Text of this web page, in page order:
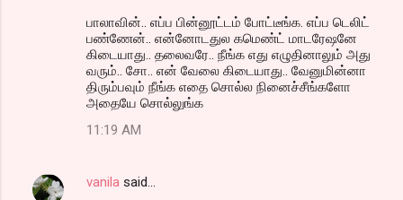
பாலாவின்.. எப்ப பின்னூட்டம் போட்டீங்க. எப்ப டெலிட்
பண்ணேன்.. என்னோடதுல கமெண்ட் மாடரேஷனே
கிடையாது.. தலைவரே.. நீங்க எது எழுதினாலும் அது
வரும்.. சோ.. என் வேலை கிடையாது.. வேனுமின்னா
திரும்பவும் நீங்க எதை சொல்ல நினைச்சீங்களோ
அதையே சொல்லுங்க
11:19 AM
vanila said…